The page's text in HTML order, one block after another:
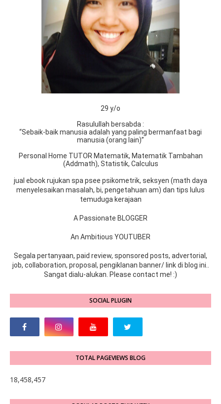
29 y/o
Rasulullah bersabda :
“Sebaik-baik manusia adalah yang paling bermanfaat bagi
manusia (orang lain)”
Personal Home TUTOR Matematik, Matematik Tambahan
(Addmath), Statistik, Calculus
jual ebook rujukan spa psee psikometrik, seksyen (math daya
menyelesaikan masalah, bi, pengetahuan am) dan tips lulus
temuduga kerajaan
A Passionate BLOGGER
An Ambitious YOUTUBER
Segala pertanyaan, paid review, sponsored posts, advertorial,
job, collaboration, proposal, pengiklanan banner/ link di blog ini..
Sangat dialu-alukan. Please contact me! :)
SOCIAL PLUGIN
TOTAL PAGEVIEWS BLOG
18,458,457